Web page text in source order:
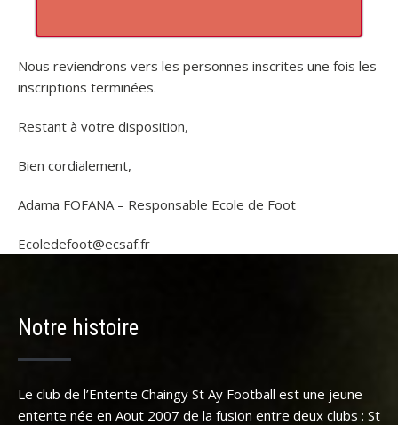
Nous reviendrons vers les personnes inscrites une fois les
inscriptions terminées.
Restant à votre disposition,
Bien cordialement,
Adama FOFANA – Responsable Ecole de Foot
Ecoledefoot@ecsaf.fr
Notre histoire
Le club de l’Entente Chaingy St Ay Football est une jeune
entente née en Aout 2007 de la fusion entre deux clubs : St